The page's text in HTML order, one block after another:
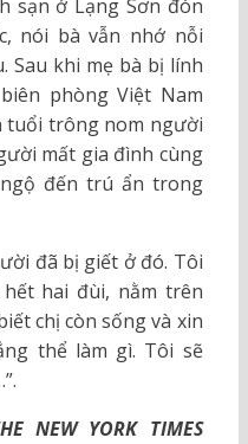
sạn ở Lạng Sơn đón
nói bà vẫn nhớ nỗi
Sau khi mẹ bà bị lính
phòng Việt Nam
tuổi trông nom người
mất gia đình cùng
đến trú ẩn trong
đã bị giết ở đó. Tôi
hai đùi, nằm trên
chị còn sống và xin
thể làm gì. Tôi sẽ
NEW YORK TIMES